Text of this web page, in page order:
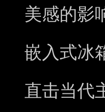
美感的影
嵌入式冰
直击当代